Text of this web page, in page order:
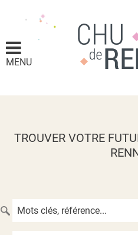
MENU
TROUVER VOTRE